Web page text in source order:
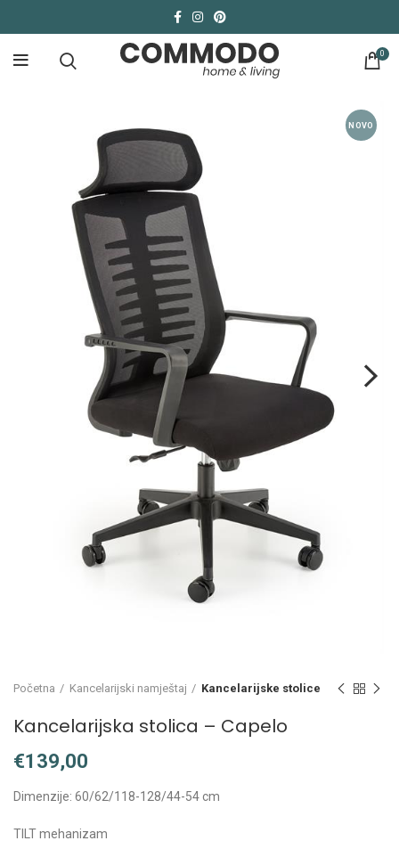
0
NOVO
Početna Kancelarijski namještaj Kancelarijske stolice
Kancelarijska stolica – Capelo
€
Dimenzije: 60/62/118-128/44-54 cm
TILT mehanizam